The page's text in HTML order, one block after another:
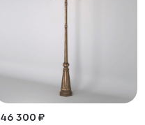
46 300 ₽